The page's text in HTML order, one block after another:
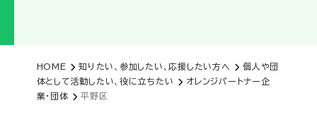
HOME 知りたい、参加したい、応援したい方へ
個人や団
体として活動したい、役に立ちたい
オレンジパートナー企
業・団体
平野区